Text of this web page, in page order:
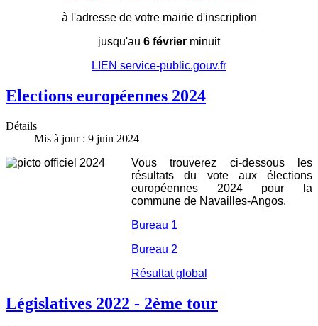
à l'adresse de votre mairie d'inscription
jusqu'au 6 février minuit
LIEN service-public.gouv.fr
Elections européennes 2024
Détails
Mis à jour : 9 juin 2024
Vous trouverez ci-dessous les
résultats du vote aux élections
européennes 2024 pour la
commune de Navailles-Angos.
Bureau 1
Bureau 2
Résultat global
Législatives 2022 - 2ème tour